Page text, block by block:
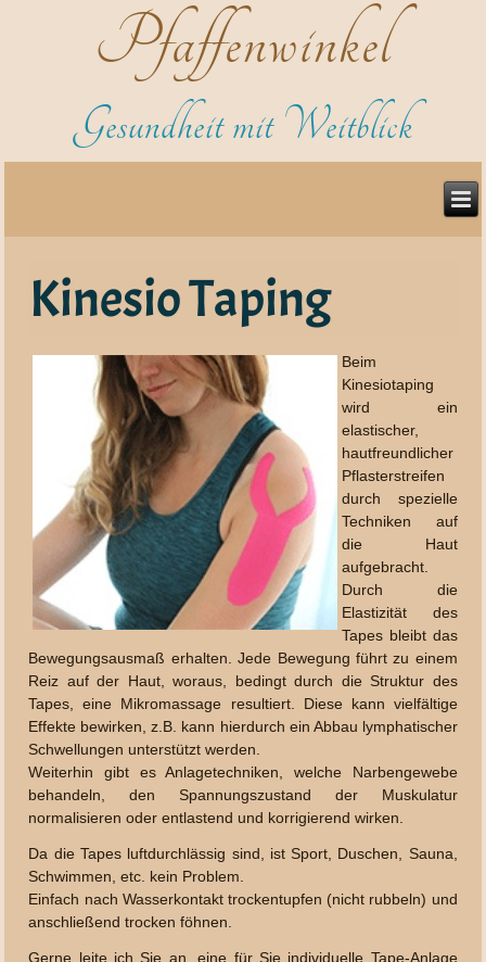
Pfaffenwinkel
Gesundheit mit Weitblick
Kinesio Taping
Beim
Kinesiotaping
wird ein
elastischer,
hautfreundlicher
Pflasterstreifen
durch spezielle
Techniken auf
die Haut
aufgebracht.
Durch die
Elastizität des
Tapes bleibt das
Bewegungsausmaß erhalten. Jede Bewegung führt zu einem
Reiz auf der Haut, woraus, bedingt durch die Struktur des
Tapes, eine Mikromassage resultiert. Diese kann vielfältige
Effekte bewirken, z.B. kann hierdurch ein Abbau lymphatischer
Schwellungen unterstützt werden.
Weiterhin gibt es Anlagetechniken, welche Narbengewebe
behandeln, den Spannungszustand der Muskulatur
normalisieren oder entlastend und korrigierend wirken.
Da die Tapes luftdurchlässig sind, ist Sport, Duschen, Sauna,
Schwimmen, etc. kein Problem.
Einfach nach Wasserkontakt trockentupfen (nicht rubbeln) und
anschließend trocken föhnen.
Gerne leite ich Sie an, eine für Sie individuelle Tape-Anlage